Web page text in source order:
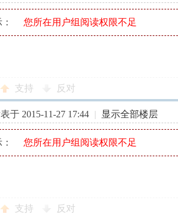
您所在用户组阅读权限不足
支持 反对
于 2015-11-27 17:44 | 显示全部楼层
您所在用户组阅读权限不足
支持 反对